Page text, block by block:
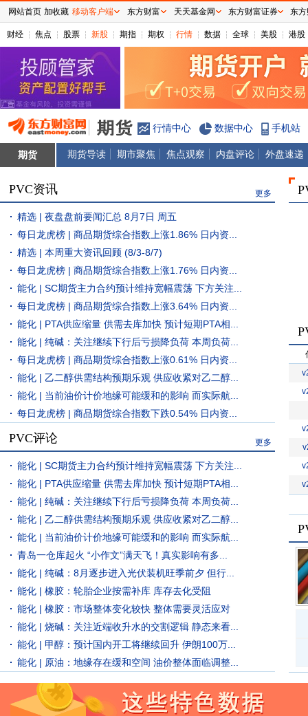
财经 焦点 股票 新股 期指 期权 行情 数据 全球 美股 港股
行情中心 数据中心 手机站
期货 期货导读 期市聚焦 焦点观察 内盘评论 外盘速递
PVC资讯 更多
精选 | 夜盘盘前要闻汇总 8月7日 周五
每日龙虎榜 | 商品期货综合指数上涨1.86% 日内资...
精选 | 本周重大资讯回顾 (8/3-8/7)
每日龙虎榜 | 商品期货综合指数上涨1.76% 日内资...
能化 | SC期货主力合约预计维持宽幅震荡 下方关注...
每日龙虎榜 | 商品期货综合指数上涨3.64% 日内资...
能化 | PTA供应缩量 供需去库加快 预计短期PTA相...
能化 | 纯碱：关注继续下行后亏损降负荷 本周负荷...
每日龙虎榜 | 商品期货综合指数上涨0.61% 日内资...
能化 | 乙二醇供需结构预期乐观 供应收紧对乙二醇...
能化 | 当前油价计价地缘可能缓和的影响 而实际航...
每日龙虎榜 | 商品期货综合指数下跌0.54% 日内资...
PVC评论 更多
能化 | SC期货主力合约预计维持宽幅震荡 下方关注...
能化 | PTA供应缩量 供需去库加快 预计短期PTA相...
能化 | 纯碱：关注继续下行后亏损降负荷 本周负荷...
能化 | 乙二醇供需结构预期乐观 供应收紧对乙二醇...
能化 | 当前油价计价地缘可能缓和的影响 而实际航...
青岛一仓库起火 “小作文”满天飞！真实影响有多...
能化 | 纯碱：8月逐步进入光伏装机旺季前夕 但行...
能化 | 橡胶：轮胎企业按需补库 库存去化受阻
能化 | 橡胶：市场整体变化较快 整体需要灵活应对
能化 | 烧碱：关注近端收升水的交割逻辑 静态来看...
能化 | 甲醇：预计国内开工将继续回升 伊朗100万...
能化 | 原油：地缘存在缓和空间 油价整体面临调整...
网站首页 加收藏 移动客户端 东方财富 天天基金网 东方财富证券 东